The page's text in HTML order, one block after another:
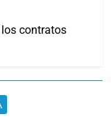
contratos